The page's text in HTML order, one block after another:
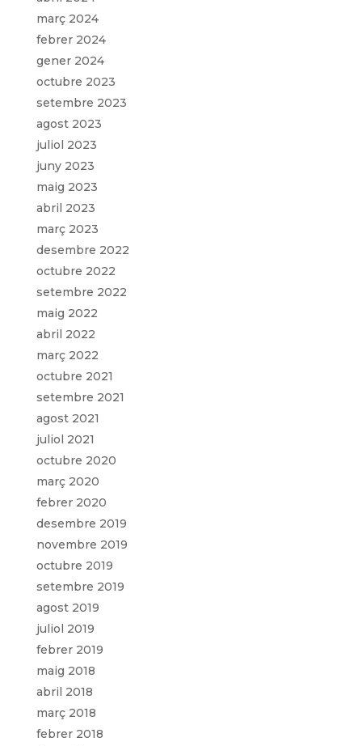
març 2024
febrer 2024
gener 2024
octubre 2023
setembre 2023
agost 2023
juliol 2023
juny 2023
maig 2023
abril 2023
març 2023
desembre 2022
octubre 2022
setembre 2022
maig 2022
abril 2022
març 2022
octubre 2021
setembre 2021
agost 2021
juliol 2021
octubre 2020
març 2020
febrer 2020
desembre 2019
novembre 2019
octubre 2019
setembre 2019
agost 2019
juliol 2019
febrer 2019
maig 2018
abril 2018
març 2018
febrer 2018